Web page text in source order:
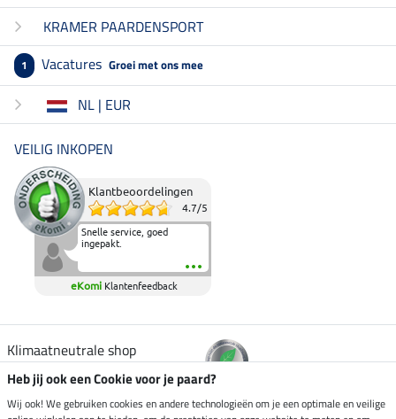
KRAMER PAARDENSPORT
1 Vacatures Groei met ons mee
NL | EUR
VEILIG INKOPEN
Klantbeoordelingen
4.7/5
Snelle service, goed
ingepakt.
eKomi Klantenfeedback
Klimaatneutrale shop
Verzending per
Heb jij ook een Cookie voor je paard?
Wij ook! We gebruiken cookies en andere technologieën om je een optimale en veilige